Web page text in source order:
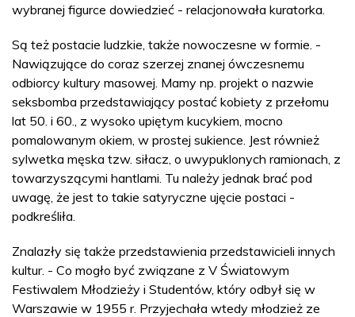
wybranej figurce dowiedzieć - relacjonowała kuratorka.
Są też postacie ludzkie, także nowoczesne w formie. -
Nawiązujące do coraz szerzej znanej ówczesnemu
odbiorcy kultury masowej. Mamy np. projekt o nazwie
seksbomba przedstawiający postać kobiety z przełomu
lat 50. i 60., z wysoko upiętym kucykiem, mocno
pomalowanym okiem, w prostej sukience. Jest również
sylwetka męska tzw. siłacz, o uwypuklonych ramionach, z
towarzyszącymi hantlami. Tu należy jednak brać pod
uwagę, że jest to takie satyryczne ujęcie postaci -
podkreśliła.
Znalazły się także przedstawienia przedstawicieli innych
kultur. - Co mogło być związane z V Światowym
Festiwalem Młodzieży i Studentów, który odbył się w
Warszawie w 1955 r. Przyjechała wtedy młodzież ze